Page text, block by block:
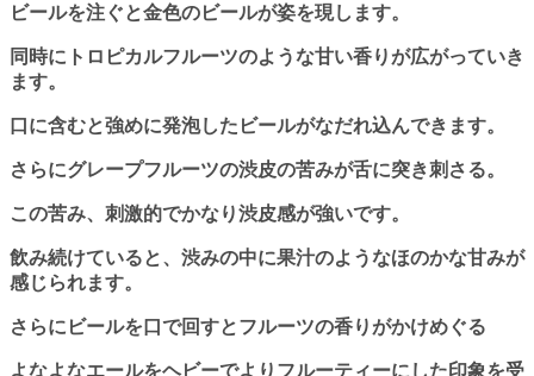
ビールを注ぐと金色のビールが姿を現します。
同時にトロピカルフルーツのような甘い香りが広がっていき
ます。
口に含むと強めに発泡したビールがなだれ込んできます。
さらにグレープフルーツの渋皮の苦みが舌に突き刺さる。
この苦み、刺激的でかなり渋皮感が強いです。
飲み続けていると、渋みの中に果汁のようなほのかな甘みが
感じられます。
さらにビールを口で回すとフルーツの香りがかけめぐる
よなよなエールをヘビーでよりフルーティーにした印象を受